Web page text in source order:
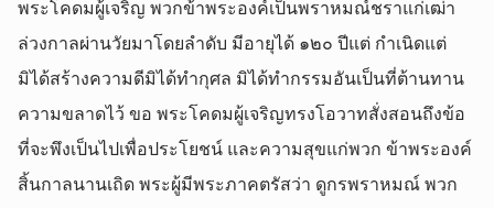
พระโคดมผู้เจริญ พวกข้าพระองค์เป็นพราหมณ์ชราแก่เฒ่า
ล่วงกาลผ่านวัยมาโดยลำดับ มีอายุได้ ๑๒๐ ปีแต่ กำเนิดแต่
มิได้สร้างความดีมิได้ทำกุศล มิได้ทำกรรมอันเป็นที่ต้านทาน
ความขลาดไว้ ขอ พระโคดมผู้เจริญทรงโอวาทสั่งสอนถึงข้อ
ที่จะพึงเป็นไปเพื่อประโยชน์ และความสุขแก่พวก ข้าพระองค์
สิ้นกาลนานเถิด พระผู้มีพระภาคตรัสว่า ดูกรพราหมณ์ พวก